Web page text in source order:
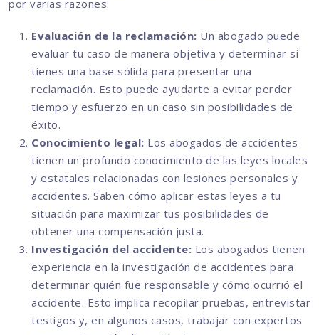
por varias razones:
Evaluación de la reclamación: Un abogado puede
evaluar tu caso de manera objetiva y determinar si
tienes una base sólida para presentar una
reclamación. Esto puede ayudarte a evitar perder
tiempo y esfuerzo en un caso sin posibilidades de
éxito.
Conocimiento legal: Los abogados de accidentes
tienen un profundo conocimiento de las leyes locales
y estatales relacionadas con lesiones personales y
accidentes. Saben cómo aplicar estas leyes a tu
situación para maximizar tus posibilidades de
obtener una compensación justa.
Investigación del accidente: Los abogados tienen
experiencia en la investigación de accidentes para
determinar quién fue responsable y cómo ocurrió el
accidente. Esto implica recopilar pruebas, entrevistar
testigos y, en algunos casos, trabajar con expertos